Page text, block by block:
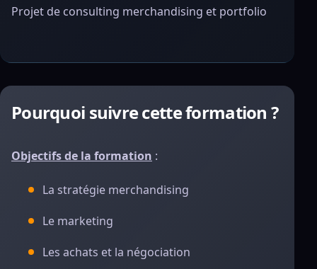
Projet de consulting merchandising et portfolio
Pourquoi suivre cette formation ?
Objectifs de la formation :
La stratégie merchandising
Le marketing
Les achats et la négociation